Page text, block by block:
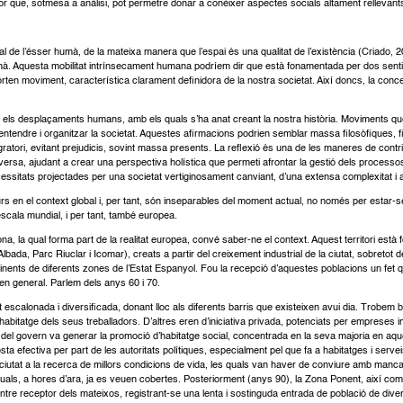
que, sotmesa a anàlisi, pot permetre donar a conèixer aspectes socials altament
l’ésser humà, de la mateixa manera que l’espai és una qualitat de l’existència (Criado,
Aquesta mobilitat intrínsecament humana podríem dir que està fonamentada per dos
moviment, característica clarament definidora de la nostra societat. Així doncs, la
desplaçaments humans, amb els quals s’ha anat creant la nostra història. Moviments
i organitzar la societat. Aquestes afirmacions podrien semblar massa
evitant prejudicis, sovint massa presents. La reflexió és una de les maneres de
ajudant a crear una perspectiva holística que permeti afrontar la gestió dels
projectades per una societat vertiginosament canviant, d’una extensa complexitat i
en el context global i, per tant, són inseparables del moment actual, no només per estar-
mundial, i per tant, també europea.
la qual forma part de la realitat europea, convé saber-ne el context. Aquest territori
Parc Riuclar i Icomar), creats a partir del creixement industrial de la ciutat, sobretot
de diferents zones de l’Estat Espanyol. Fou la recepció d’aquestes poblacions un
general. Parlem dels anys 60 i 70.
i diversificada, donant lloc als diferents barris que existeixen avui dia. Trobem
dels seus treballadors. D’altres eren d’iniciativa privada, potenciats per empreses
govern va generar la promoció d’habitatge social, concentrada en la seva majoria en
efectiva per part de les autoritats polítiques, especialment pel que fa a habitatges i
a la recerca de millors condicions de vida, les quals van haver de conviure amb
a hores d’ara, ja es veuen cobertes. Posteriorment (anys 90), la Zona Ponent, així
receptor dels mateixos, registrant-se una lenta i sostinguda entrada de població de